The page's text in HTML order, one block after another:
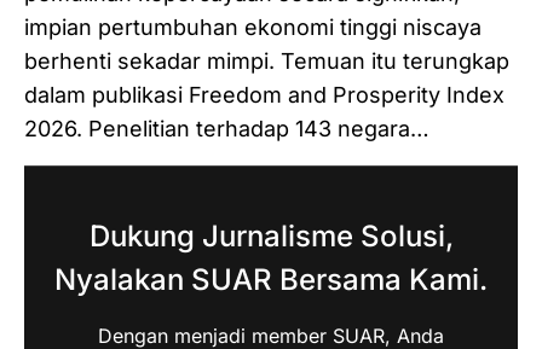
impian pertumbuhan ekonomi tinggi niscaya
berhenti sekadar mimpi. Temuan itu terungkap
dalam publikasi Freedom and Prosperity Index
2026. Penelitian terhadap 143 negara…
Dukung Jurnalisme Solusi,
Nyalakan SUAR Bersama Kami.
Dengan menjadi member SUAR, Anda